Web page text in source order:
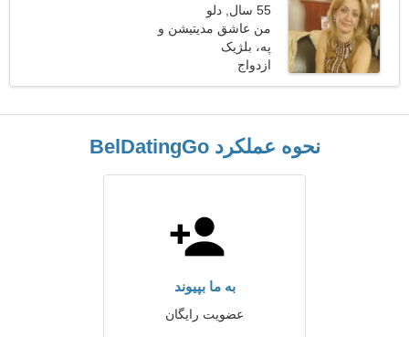
55 سال, دلو
من عاشق مدیتیشن و
کنسرت هستم
په، بلژیک
ازدواج
نحوه عملکرد BelDatingGo
به ما بپیوند
عضویت رایگان